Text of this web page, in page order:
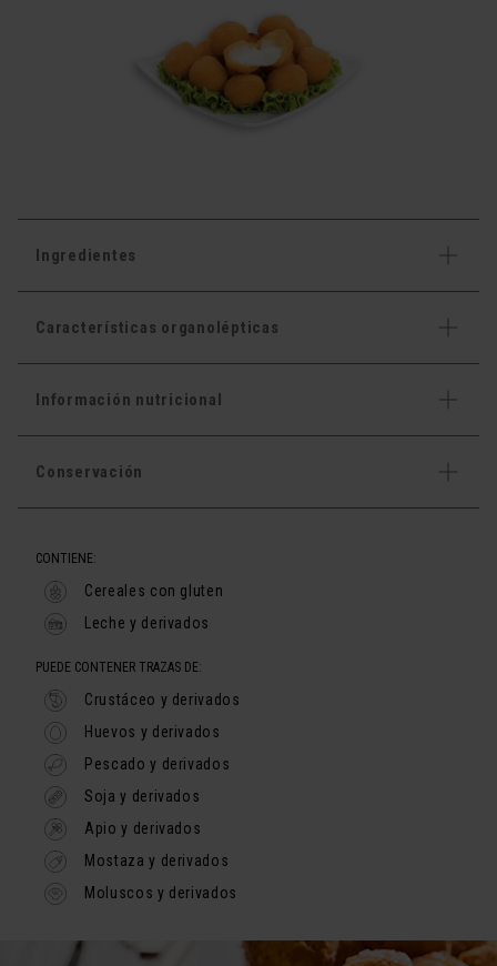
Ingredientes
Características organolépticas
Información nutricional
Conservación
CONTIENE:
Cereales con gluten
Leche y derivados
PUEDE CONTENER TRAZAS DE:
Crustáceo y derivados
Huevos y derivados
Pescado y derivados
Soja y derivados
Apio y derivados
Mostaza y derivados
Moluscos y derivados